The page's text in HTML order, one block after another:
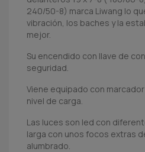
240/50-8) marca Liwang lo
vibración, los baches y la
mejor.
Su encendido con llave de
seguridad.
Viene equipado con
nivel de carga.
Las luces son led con
larga con unos focos extras
alumbrado.